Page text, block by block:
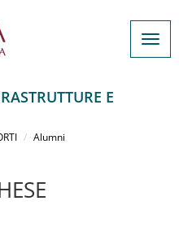
E
Alumni